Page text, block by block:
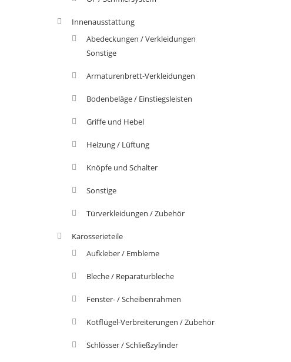
Innenausstattung
Abedeckungen / Verkleidungen
Sonstige
Armaturenbrett-Verkleidungen
Bodenbeläge / Einstiegsleisten
Griffe und Hebel
Heizung / Lüftung
Knöpfe und Schalter
Sonstige
Türverkleidungen / Zubehör
Karosserieteile
Aufkleber / Embleme
Bleche / Reparaturbleche
Fenster- / Scheibenrahmen
Kotflügel-Verbreiterungen / Zubehör
Schlösser / Schließzylinder